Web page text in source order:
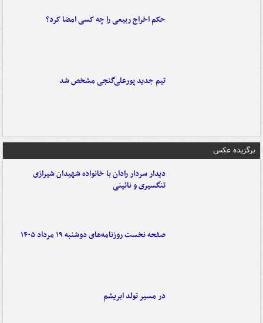
حکم اخراج ربیعی را چه کسی امضا کرد؟
تیم جدید پورعلی‌گنجی مشخص شد
برگزیده عکس
دیدار سردار رادان با خانواده‌ شهیدان شیرازی
تنگسیری و نائینی
صفحه نخست روزنامه‌های دوشنبه ۱۹ مرداد ۱۴۰۵
در مسیر تولد ابریشم